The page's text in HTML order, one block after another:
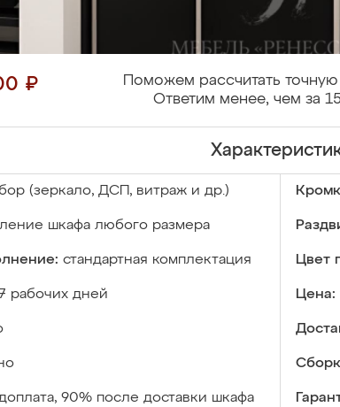
₽
Поможем рассчитать точную
Ответим менее, чем за
(зеркало, ДСП, витраж и др.)
шкафа любого размера
стандартная комплектация Цвет
рабочих дней Цена:
90% после доставки шкафа